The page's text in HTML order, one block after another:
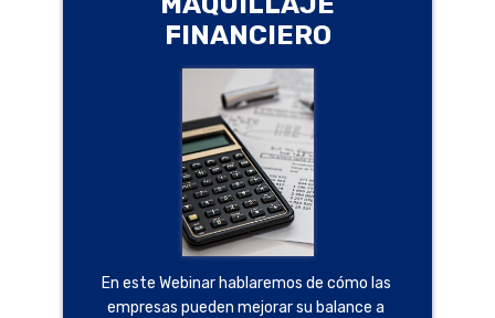
En este Webinar hablaremos de cómo las
empresas pueden mejorar su balance a
FINANCIERO